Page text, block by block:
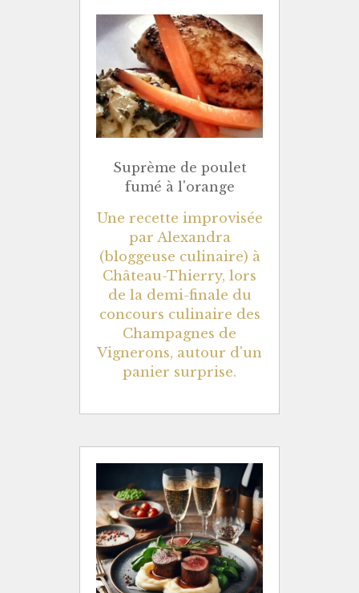
Suprème de poulet
fumé à l'orange
Une recette improvisée
par Alexandra
(bloggeuse culinaire) à
Château-Thierry, lors
de la demi-finale du
concours culinaire des
Champagnes de
Vignerons, autour d'un
panier surprise.